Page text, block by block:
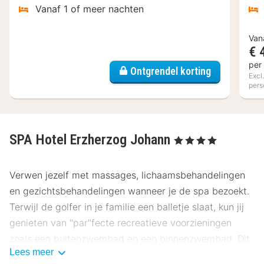
Vanaf 1 of meer nachten
Ontgrendel korting
€
per
SPA Hotel Erzherzog Johann , 4 Sterren
Verwen jezelf met massages, lichaamsbehandelingen
en gezichtsbehandelingen wanneer je de spa bezoekt.
Terwijl de golfer in je familie een balletje slaat, kun jij
genieten van "par"fecte recreatieve voorzieningen
zoals een buitenzwembad en een binnenzwembad. Dit
hotel bevat ook gratis wifi, een spelletjesruimte en een
Lees meer